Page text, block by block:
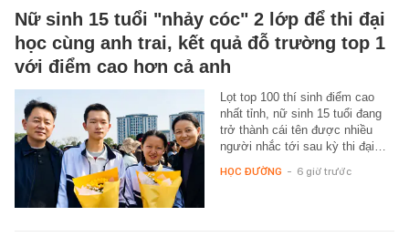
Nữ sinh 15 tuổi "nhảy cóc" 2 lớp để thi đại
học cùng anh trai, kết quả đỗ trường top 1
với điểm cao hơn cả anh
Lọt top 100 thí sinh điểm cao
nhất tỉnh, nữ sinh 15 tuổi đang
trở thành cái tên được nhiều
người nhắc tới sau kỳ thi đại…
HỌC ĐƯỜNG - 6 giờ trước